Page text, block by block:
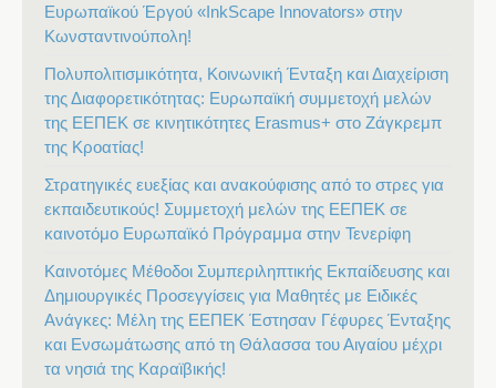
Ευρωπαϊκού Έργού «InkScape Innovators» στην
Κωνσταντινούπολη!
Πολυπολιτισμικότητα, Κοινωνική Ένταξη και Διαχείριση
της Διαφορετικότητας: Ευρωπαϊκή συμμετοχή μελών
της ΕΕΠΕΚ σε κινητικότητες Erasmus+ στο Ζάγκρεμπ
της Κροατίας!
Στρατηγικές ευεξίας και ανακούφισης από το στρες για
εκπαιδευτικούς! Συμμετοχή μελών της ΕΕΠΕΚ σε
καινοτόμο Ευρωπαϊκό Πρόγραμμα στην Τενερίφη
Καινοτόμες Μέθοδοι Συμπεριληπτικής Εκπαίδευσης και
Δημιουργικές Προσεγγίσεις για Μαθητές με Ειδικές
Ανάγκες: Μέλη της ΕΕΠΕΚ Έστησαν Γέφυρες Ένταξης
και Ενσωμάτωσης από τη Θάλασσα του Αιγαίου μέχρι
τα νησιά της Καραϊβικής!